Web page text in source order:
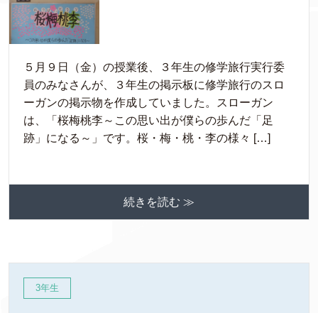
５月９日（金）の授業後、３年生の修学旅行実行委
員のみなさんが、３年生の掲示板に修学旅行のスロ
ーガンの掲示物を作成していました。スローガン
は、「桜梅桃李～この思い出が僕らの歩んだ「足
跡」になる～」です。桜・梅・桃・李の様々 […]
続きを読む ≫
3年生